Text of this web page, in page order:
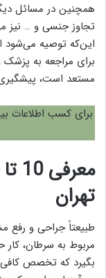
همچنین در مسائل
تجاوز جنسی و … نیز
برای مراجعه به پزشک
مستعد است، پیشگیری
برای کسب اطلاعات
تهران
طبیعتاً جراحی و رفع
مربوط به سرطان،
بگیرد که تخصص کافی